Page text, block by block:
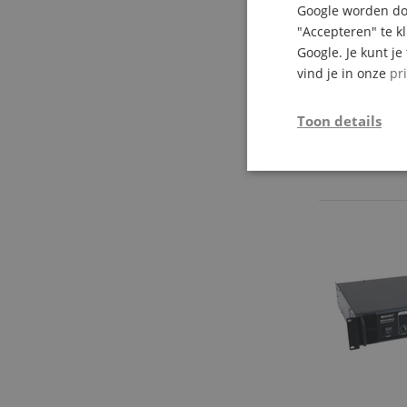
Google worden
"Accepteren" te
Google. Je kunt
vind je in onze
Toon details
Strikt
Strikt
Zonder strikt